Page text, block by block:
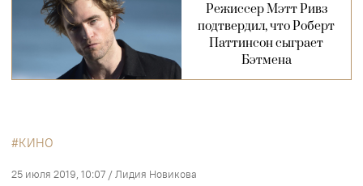
Режиссер Мэтт Ривз
подтвердил, что Роберт
Паттинсон сыграет
Бэтмена
КИНО
25 июля 2019, 10:07 / Лидия Новикова